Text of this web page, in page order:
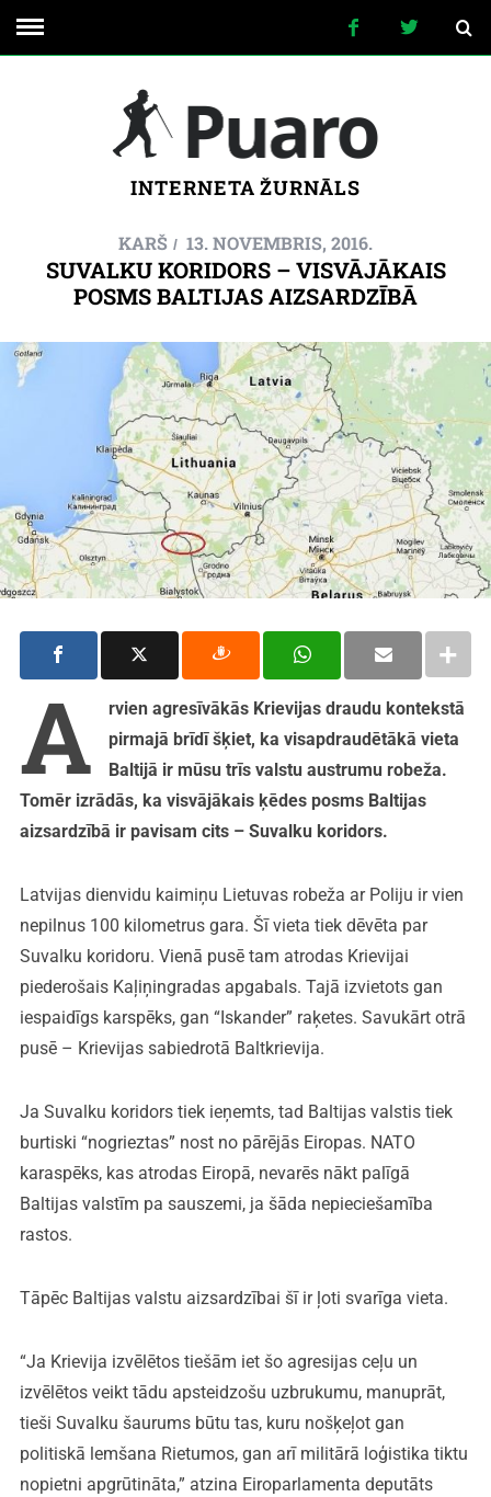
INTERNETA ŽURNĀLS
KARŠ 13. NOVEMBRIS, 2016.
SUVALKU KORIDORS – VISVĀJĀKAIS
POSMS BALTIJAS AIZSARDZĪBĀ
A
rvien agresīvākās Krievijas draudu kontekstā
pirmajā brīdī šķiet, ka visapdraudētākā vieta
Baltijā ir mūsu trīs valstu austrumu robeža.
Tomēr izrādās, ka visvājākais ķēdes posms Baltijas
aizsardzībā ir pavisam cits – Suvalku koridors.
Latvijas dienvidu kaimiņu Lietuvas robeža ar Poliju ir vien
nepilnus 100 kilometrus gara. Šī vieta tiek dēvēta par
Suvalku koridoru. Vienā pusē tam atrodas Krievijai
piederošais Kaļiņingradas apgabals. Tajā izvietots gan
iespaidīgs karspēks, gan “Iskander” raķetes. Savukārt otrā
pusē – Krievijas sabiedrotā Baltkrievija.
Ja Suvalku koridors tiek ieņemts, tad Baltijas valstis tiek
burtiski “nogrieztas” nost no pārējās Eiropas. NATO
karaspēks, kas atrodas Eiropā, nevarēs nākt palīgā
Baltijas valstīm pa sauszemi, ja šāda nepieciešamība
rastos.
Tāpēc Baltijas valstu aizsardzībai šī ir ļoti svarīga vieta.
“Ja Krievija izvēlētos tiešām iet šo agresijas ceļu un
izvēlētos veikt tādu apsteidzošu uzbrukumu, manuprāt,
tieši Suvalku šaurums būtu tas, kuru nošķeļot gan
politiskā lemšana Rietumos, gan arī militārā loģistika tiktu
nopietni apgrūtināta,” atzina Eiroparlamenta deputāts